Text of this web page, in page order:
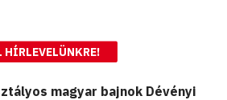
HÍRLEVELÜNKRE!
magyar bajnok Dévényi